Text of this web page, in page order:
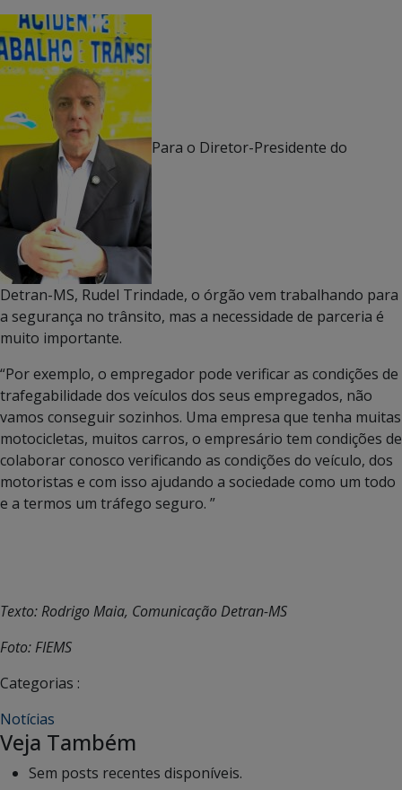
Para o Diretor-Presidente do
Detran-MS, Rudel Trindade, o órgão vem trabalhando para
a segurança no trânsito, mas a necessidade de parceria é
muito importante.
“Por exemplo, o empregador pode verificar as condições de
trafegabilidade dos veículos dos seus empregados, não
vamos conseguir sozinhos. Uma empresa que tenha muitas
motocicletas, muitos carros, o empresário tem condições de
colaborar conosco verificando as condições do veículo, dos
motoristas e com isso ajudando a sociedade como um todo
e a termos um tráfego seguro. ”
Texto: Rodrigo Maia, Comunicação Detran-MS
Foto: FIEMS
Categorias :
Notícias
Veja Também
Sem posts recentes disponíveis.